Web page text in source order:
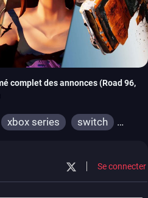
complet des annonces (Road 96,
xbox series
switch
Se connecter